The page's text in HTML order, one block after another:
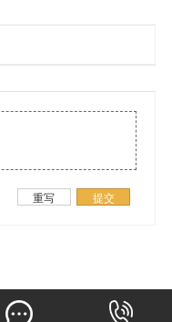
重写 提交